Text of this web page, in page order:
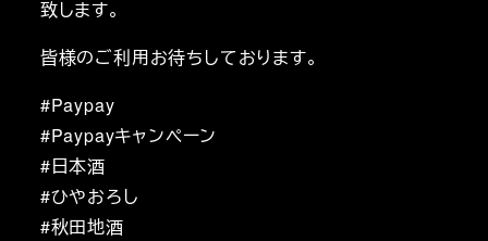
致します。
皆様のご利用お待ちしております。
#Paypay
#Paypayキャンペーン
#日本酒
#ひやおろし
#秋田地酒